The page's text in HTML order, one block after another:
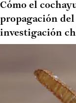
Cómo el
propagación
investigación